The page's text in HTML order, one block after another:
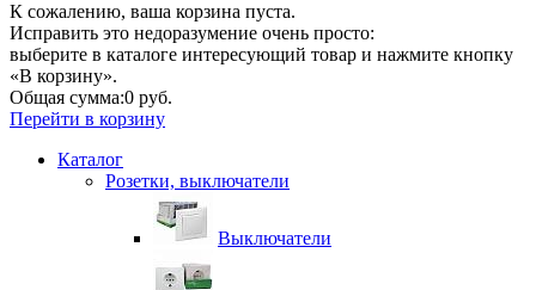
К сожалению, ваша корзина пуста.
Исправить это недоразумение очень просто:
выберите в каталоге интересующий товар и нажмите кнопку
«В корзину».
Общая сумма:0 руб.
Перейти в корзину
Каталог
Розетки, выключатели
Выключатели